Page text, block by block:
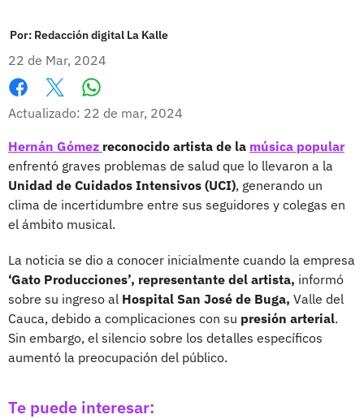
Por: Redacción digital La Kalle
22 de Mar, 2024
Facebook
X
Actualizado: 22 de mar, 2024
Hernán Gómez reconocido artista de la música popular
enfrentó graves problemas de salud que lo llevaron a la
Unidad de Cuidados Intensivos (UCI), generando un
clima de incertidumbre entre sus seguidores y colegas en
el ámbito musical.
La noticia se dio a conocer inicialmente cuando la empresa
‘Gato Producciones’, representante del artista, informó
sobre su ingreso al Hospital San José de Buga, Valle del
Cauca, debido a complicaciones con su presión arterial.
Sin embargo, el silencio sobre los detalles específicos
aumentó la preocupación del público.
Te puede interesar: